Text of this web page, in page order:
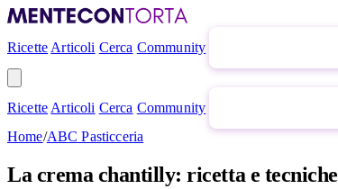
Ricette Articoli Cerca Community
Ricette Articoli Cerca Community
Home/ABC Pasticceria
La crema chantilly: ricetta e tecniche